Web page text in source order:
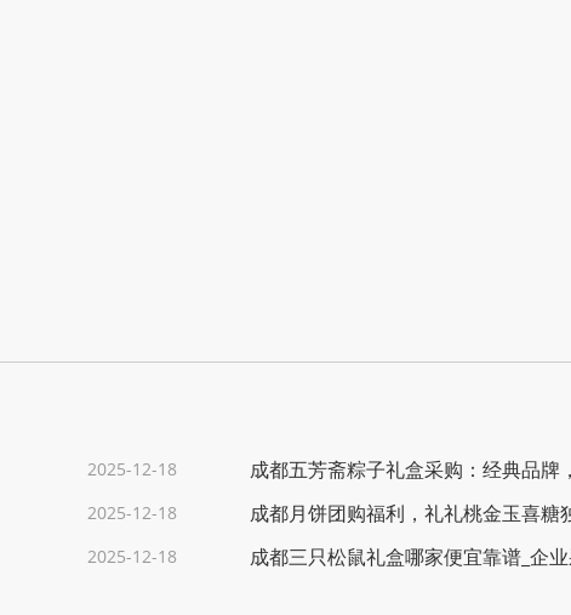
2025-12-18
2025-12-18
2025-12-18
成都五芳斋粽子礼盒采购：经典品牌
成都月饼团购福利，礼礼桃金玉喜糖
成都三只松鼠礼盒哪家便宜靠谱_企